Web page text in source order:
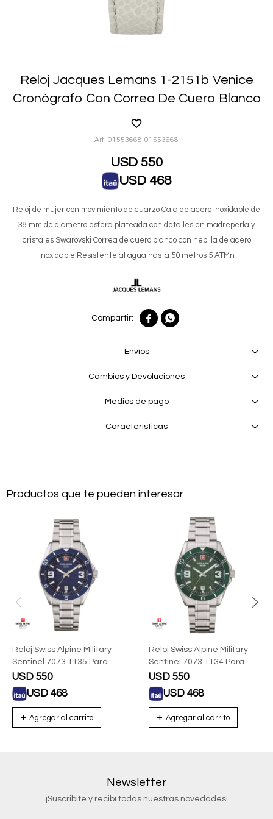
Reloj Jacques Lemans 1-2151b Venice
Cronógrafo Con Correa De Cuero Blanco
01553668-01553668
USD 550
USD 468
Reloj de mujer con movimiento de cuarzo Caja de acero inoxidable de
38 mm de diametro esfera plateada con detalles en madreperla y
cristales Swarovski Correa de cuero blanco con hebilla de acero
inoxidable Resistente al agua hasta 50 metros 5 ATMn
 
Envíos
Cambios y Devoluciones
Medios de pago
Características
Productos que te pueden interesar
Reloj Swiss Alpine Military
Sentinel 7073.1135 Para
Hombre Con Correa De
Acero
USD 550
USD 468
Reloj Swiss Alpine Military
Sentinel 7073.1134 Para
Hombre Con Malla De Acero
USD 550
USD 468
Newsletter
¡Suscribite y recibí todas nuestras novedades!